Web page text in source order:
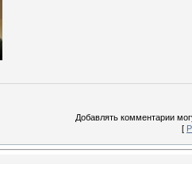
Добавлять комментарии
[